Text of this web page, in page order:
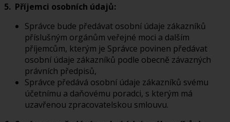
5. Příjemci osobních údajů:
Správce bude předávat osobní údaje zákazníků
příslušným orgánům veřejné moci a dalším
příjemcům, kterým je Správce povinen předávat
osobní údaje zákazníků podle obecně závazných
právních předpisů,
Správce předává osobní údaje zákazníků svému
účetnímu a daňovému poradci, s kterým má
uzavřenou zpracovatelskou smlouvu.